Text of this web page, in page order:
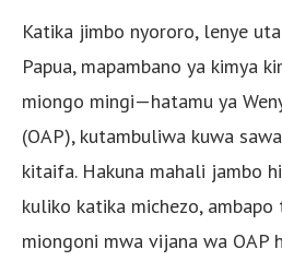
Katika jimbo nyororo, lenye
Papua, mapambano ya kimya
miongo mingi—hatamu ya
(OAP), kutambuliwa kuwa
kitaifa. Hakuna mahali jambo
kuliko katika michezo,
miongoni mwa vijana wa OAP